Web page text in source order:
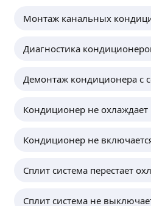
Монтаж канальных
Диагностика
Демонтаж кондиционера с
Кондиционер не охлаждает
Кондиционер не
Сплит система перестает
Сплит система не